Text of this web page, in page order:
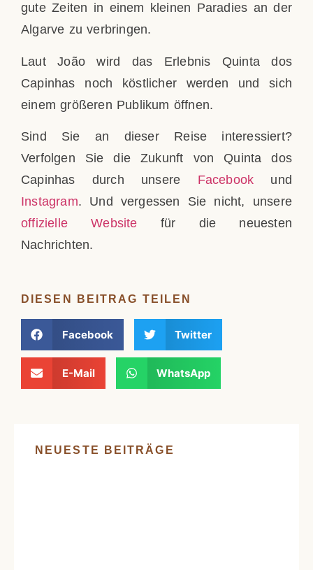
gute Zeiten in einem kleinen Paradies an der
Algarve zu verbringen.
Laut João wird das Erlebnis Quinta dos
Capinhas noch köstlicher werden und sich
einem größeren Publikum öffnen.
Sind Sie an dieser Reise interessiert?
Verfolgen Sie die Zukunft von Quinta dos
Capinhas durch unsere Facebook und
Instagram. Und vergessen Sie nicht, unsere
offizielle Website für die neuesten
Nachrichten.
DIESEN BEITRAG TEILEN
Facebook Twitter
E-Mail WhatsApp
NEUESTE BEITRÄGE